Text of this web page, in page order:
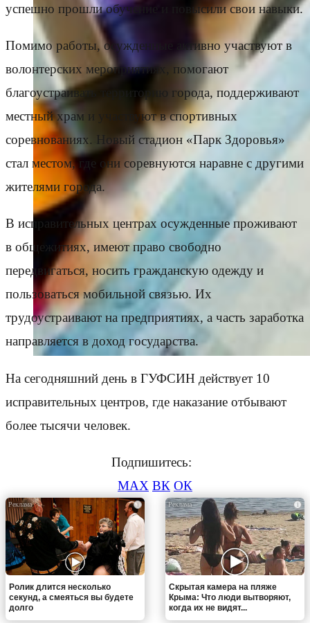
успешно прошли обучение и повысили свои навыки.
Помимо работы, осужденные активно участвуют в
волонтерских мероприятиях, помогают
благоустраивать территорию города, поддерживают
местный храм и участвуют в спортивных
соревнованиях. Новый стадион «Парк Здоровья»
стал местом, где они соревнуются наравне с другими
жителями города.
В исправительных центрах осужденные проживают
в общежитиях, имеют право свободно
передвигаться, носить гражданскую одежду и
пользоваться мобильной связью. Их
трудоустраивают на предприятиях, а часть заработка
направляется в доход государства.
На сегодняшний день в ГУФСИН действует 10
исправительных центров, где наказание отбывают
более тысячи человек.
Подпишитесь:
MAX ВК ОК
i
Ролик длится несколько
секунд, а смеяться вы будете
долго
i
Скрытая камера на пляже
Крыма: Что люди вытворяют,
когда их не видят...